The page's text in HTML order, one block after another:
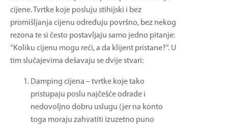
cijene. Tvrtke koje posluju stihijski i bez
promišljanja cijenu određuju površno, bez nekog
rezona te si često postavljaju samo jedno pitanje:
“Koliku cijenu mogu reći, a da klijent pristane?”. U
tim slučajevima dešavaju se dvije stvari:
Damping cijena – tvrtke koje tako
pristupaju poslu najčešće odrade i
nedovoljno dobru uslugu (jer na konto
toga moraju zahvatiti izuzetno puno